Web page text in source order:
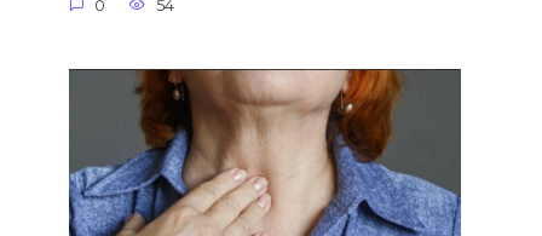
0 54